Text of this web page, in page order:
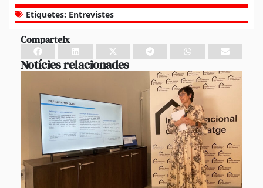
Etiquetes: Entrevistes
Comparteix
Notícies relacionades